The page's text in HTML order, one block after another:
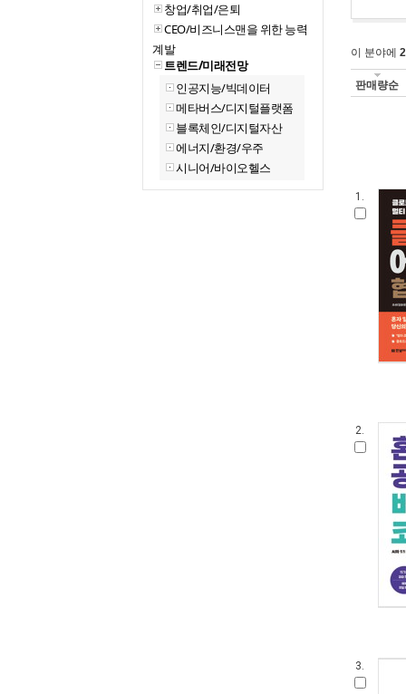
창업/취업/은퇴
CEO/비즈니스맨을 위한 능력
계발
트렌드/미래전망
인공지능/빅데이터
메타버스/디지털플랫폼
블록체인/디지털자산
에너지/환경/우주
시니어/바이오헬스
이 분야에
판매량순
1.
2.
3.